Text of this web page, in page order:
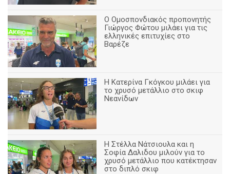
Ο Ομοσπονδιακός προπονητής
Γιώργος Φώτου μιλάει για τις
ελληνικές επιτυχίες στο
Βαρέζε
Η Κατερίνα Γκόγκου μιλάει για
το χρυσό μετάλλιο στο σκιφ
Νεανίδων
Η Στέλλα Νάτσιουλα και η
Σοφία Δαλιδου μιλούν για το
χρυσό μετάλλιο που κατέκτησαν
στο διπλό σκιφ